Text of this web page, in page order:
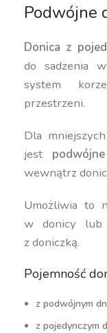
Podwójne
Donica z
do sadzenia
system
przestrzeni.
Dla
jest
wewnątrz
Umożliwia to
w donicy lub
z doniczką.
Pojemność
z podwójnym
z pojedynczym